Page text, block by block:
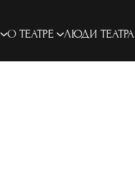
О ТЕАТРЕ ЛЮДИ ТЕАТРА